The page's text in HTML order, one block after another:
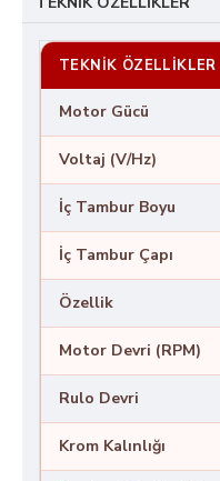
TEKNIK ÖZELLIKLER
Motor Gücü
Voltaj (V/Hz)
İç Tambur Boyu
İç Tambur Çapı
Özellik
Motor Devri (RPM)
Rulo Devri
Krom Kalınlığı